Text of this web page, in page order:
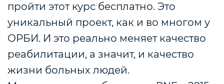
пройти этот курс бесплатно. Это
уникальный проект, как и во многом у
ОРБИ. И это реально меняет качество
реабилитации, а значит, и качество
жизни больных людей.